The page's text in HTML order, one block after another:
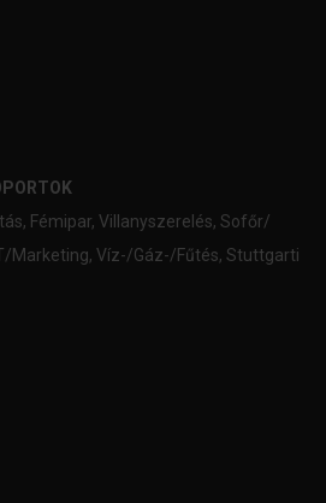
, Fémipar, Villanyszerelés, Sofőr/
Marketing, Víz-/Gáz-/Fűtés, Stuttgarti